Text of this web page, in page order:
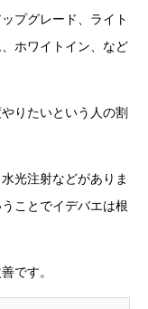
プグレード、ライト
ホワイトイン、など
りたいという人の割
光注射などがありま
ことでイデバエは根
です。